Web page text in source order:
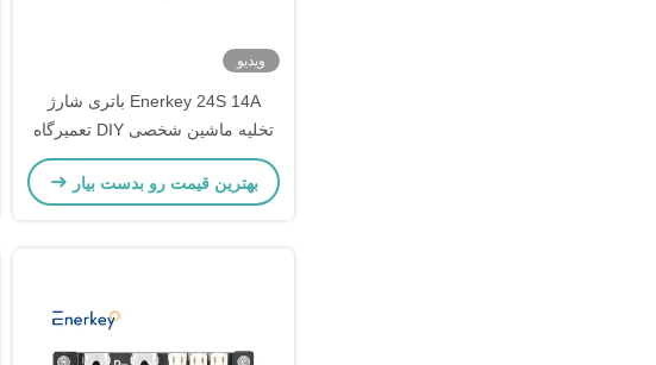
ویدیو
Enerkey 24S 14A باتری شارژ
تخلیه ماشین شخصی DIY تعمیرگاه
باتری بسته باتری ولتاژ تست کننده
بهترین قیمت رو بدست بیار